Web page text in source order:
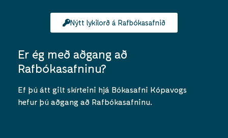
Nýtt lykilorð á Rafbókasafnið
Er ég með aðgang að
Rafbókasafninu?
Ef þú átt gilt skírteini hjá Bókasafni Kópavogs
hefur þú aðgang að Rafbókasafninu.